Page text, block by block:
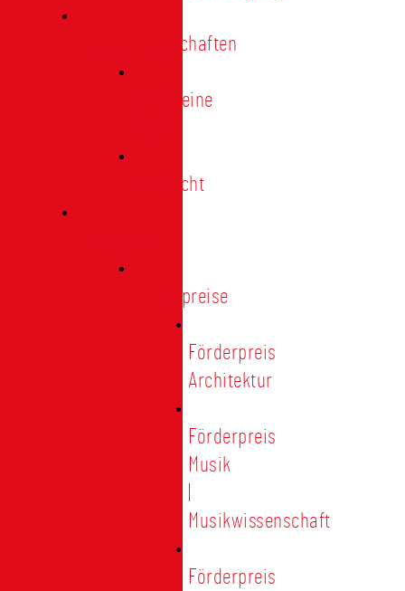
Tischgemeinschaften
Allgemeine
Übersicht
Förderpreise
Förderpreis
Architektur
Förderpreis
Musik
Musikwissenschaft
Förderpreis